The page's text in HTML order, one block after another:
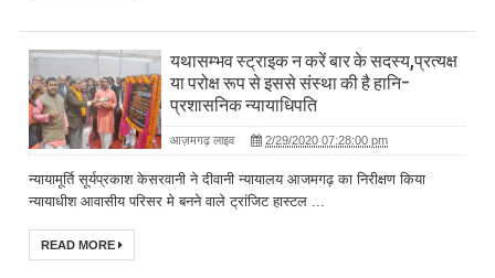
यथासम्भव स्ट्राइक न करें बार के सदस्य,प्रत्यक्ष
या परोक्ष रूप से इससे संस्था की है हानि-
प्रशासनिक न्यायाधिपति
आज़मगढ़ लाइव 2/29/2020 07:28:00 pm
न्यायामूर्ति सूर्यप्रकाश केसरवानी ने दीवानी न्यायालय आजमगढ़ का निरीक्षण किया
न्यायाधीश आवासीय परिसर मे बनने वाले ट्रांजिट हास्टल ...
READ MORE